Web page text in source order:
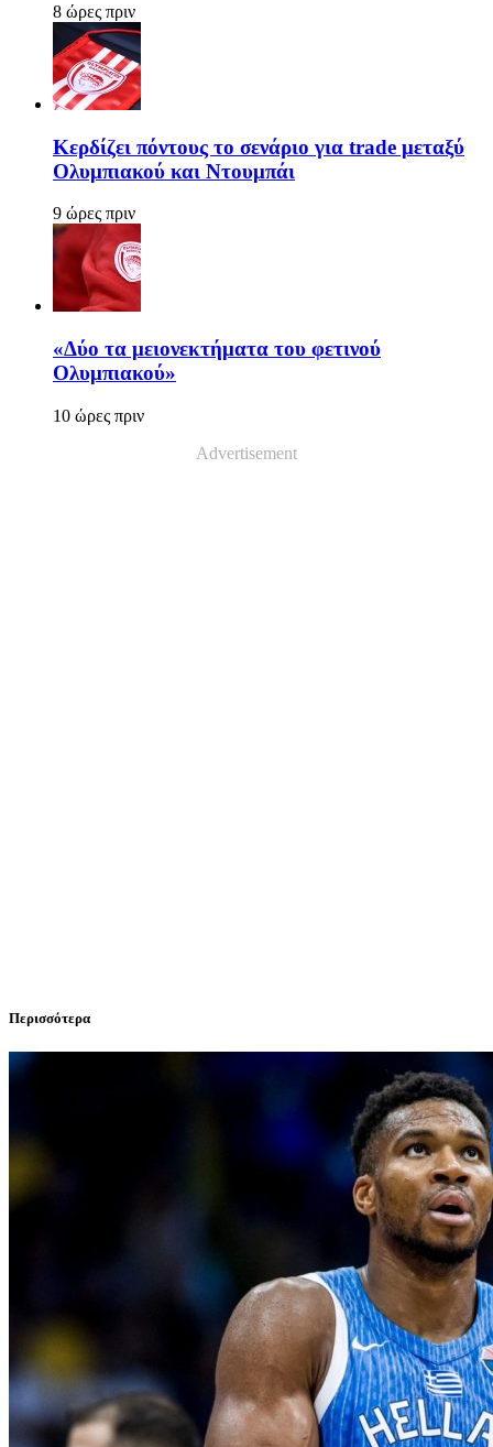
8 ώρες πριν
Κερδίζει πόντους το σενάριο για trade μεταξύ
Ολυμπιακού και Ντουμπάι
9 ώρες πριν
«Δύο τα μειονεκτήματα του φετινού
Ολυμπιακού»
10 ώρες πριν
Advertisement
Περισσότερα